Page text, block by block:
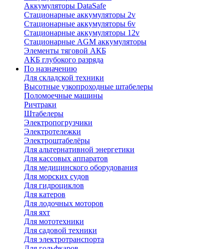
Аккумуляторы DataSafe
Стационарные аккумуляторы 2v
Стационарные аккумуляторы 6v
Стационарные аккумуляторы 12v
Стационарные AGM аккумуляторы
Элементы тяговой АКБ
АКБ глубокого разряда
По назначению
Для складской техники
Высотные узкопроходные штабелеры
Поломоечные машины
Ричтраки
Штабелеры
Электропогрузчики
Электротележки
Электроштабелёры
Для альтернативной энергетики
Для кассовых аппаратов
Для медицинского оборудования
Для морских судов
Для гидроциклов
Для катеров
Для лодочных моторов
Для яхт
Для мототехники
Для садовой техники
Для электротранспорта